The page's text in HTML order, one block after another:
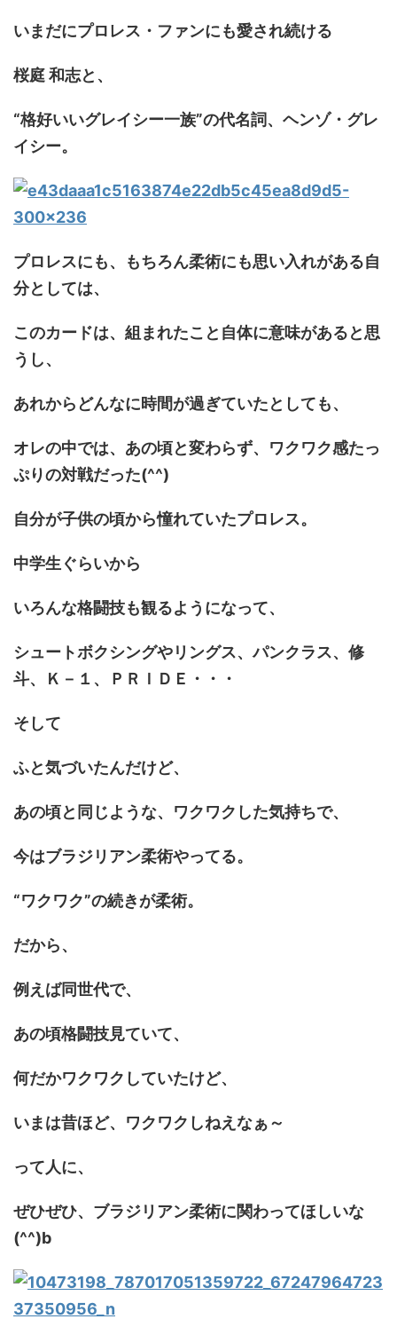
いまだにプロレス・ファンにも愛され続ける
桜庭 和志と、
“格好いいグレイシー一族”の代名詞、ヘンゾ・グレ
イシー。
プロレスにも、もちろん柔術にも思い入れがある自
分としては、
このカードは、組まれたこと自体に意味があると思
うし、
あれからどんなに時間が過ぎていたとしても、
オレの中では、あの頃と変わらず、ワクワク感たっ
ぷりの対戦だった(^^)
自分が子供の頃から憧れていたプロレス。
中学生ぐらいから
いろんな格闘技も観るようになって、
シュートボクシングやリングス、パンクラス、修
斗、Ｋ－１、ＰＲＩＤＥ・・・
そして
ふと気づいたんだけど、
あの頃と同じような、ワクワクした気持ちで、
今はブラジリアン柔術やってる。
“ワクワク”の続きが柔術。
だから、
例えば同世代で、
あの頃格闘技見ていて、
何だかワクワクしていたけど、
いまは昔ほど、ワクワクしねえなぁ～
って人に、
ぜひぜひ、ブラジリアン柔術に関わってほしいな
(^^)b